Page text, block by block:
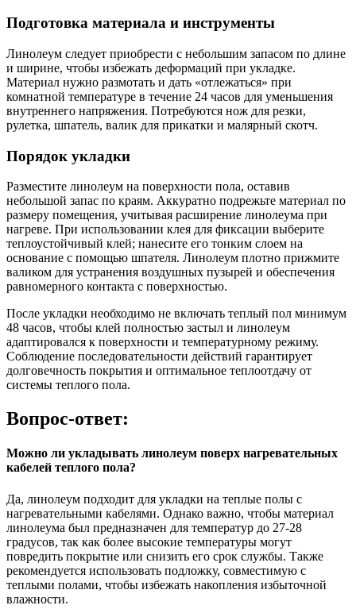
Подготовка материала и инструменты
Линолеум следует приобрести с небольшим запасом по длине
и ширине, чтобы избежать деформаций при укладке.
Материал нужно размотать и дать «отлежаться» при
комнатной температуре в течение 24 часов для уменьшения
внутреннего напряжения. Потребуются нож для резки,
рулетка, шпатель, валик для прикатки и малярный скотч.
Порядок укладки
Разместите линолеум на поверхности пола, оставив
небольшой запас по краям. Аккуратно подрежьте материал по
размеру помещения, учитывая расширение линолеума при
нагреве. При использовании клея для фиксации выберите
теплоустойчивый клей; нанесите его тонким слоем на
основание с помощью шпателя. Линолеум плотно прижмите
валиком для устранения воздушных пузырей и обеспечения
равномерного контакта с поверхностью.
После укладки необходимо не включать теплый пол минимум
48 часов, чтобы клей полностью застыл и линолеум
адаптировался к поверхности и температурному режиму.
Соблюдение последовательности действий гарантирует
долговечность покрытия и оптимальное теплоотдачу от
системы теплого пола.
Вопрос-ответ:
Можно ли укладывать линолеум поверх нагревательных
кабелей теплого пола?
Да, линолеум подходит для укладки на теплые полы с
нагревательными кабелями. Однако важно, чтобы материал
линолеума был предназначен для температур до 27-28
градусов, так как более высокие температуры могут
повредить покрытие или снизить его срок службы. Также
рекомендуется использовать подложку, совместимую с
теплыми полами, чтобы избежать накопления избыточной
влажности.